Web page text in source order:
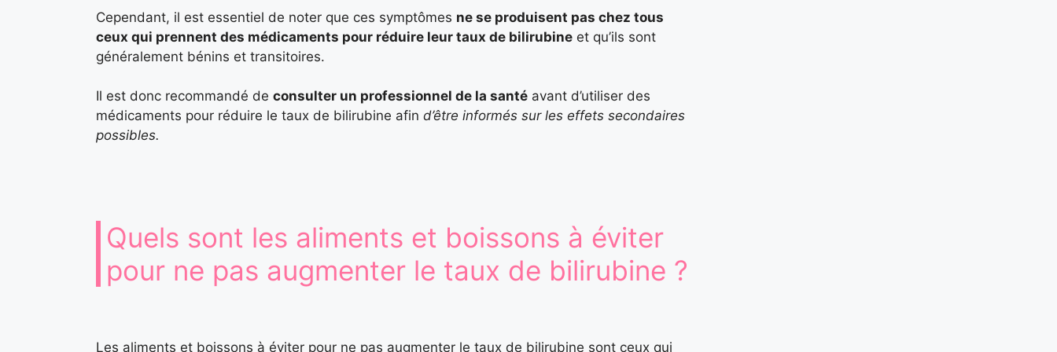
Cependant, il est essentiel de noter que ces symptômes ne se produisent pas chez tous
ceux qui prennent des médicaments pour réduire leur taux de bilirubine et qu’ils sont
généralement bénins et transitoires.
Il est donc recommandé de consulter un professionnel de la santé avant d’utiliser des
médicaments pour réduire le taux de bilirubine afin d’être informés sur les effets secondaires
possibles.
Quels sont les aliments et boissons à éviter
pour ne pas augmenter le taux de bilirubine ?
Les aliments et boissons à éviter pour ne pas augmenter le taux de bilirubine sont ceux qui